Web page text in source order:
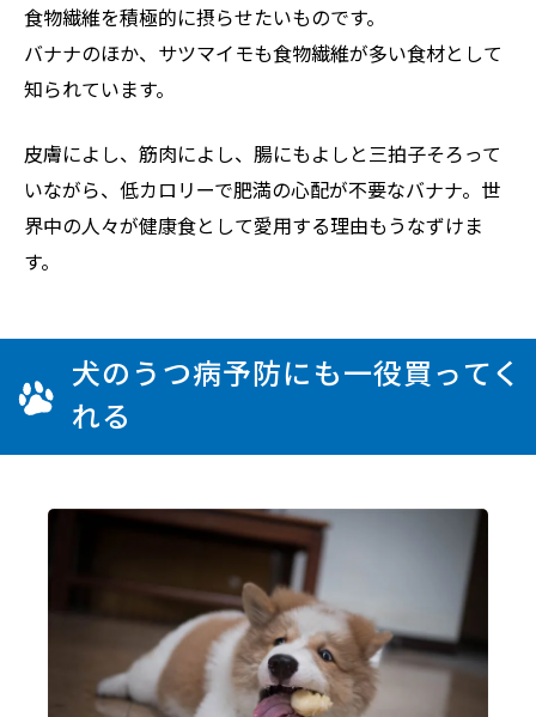
食物繊維を積極的に摂らせたいものです。
バナナのほか、サツマイモも食物繊維が多い食材として
知られています。
皮膚によし、筋肉によし、腸にもよしと三拍子そろって
いながら、低カロリーで肥満の心配が不要なバナナ。世
界中の人々が健康食として愛用する理由もうなずけま
す。
犬のうつ病予防にも一役買ってく
れる